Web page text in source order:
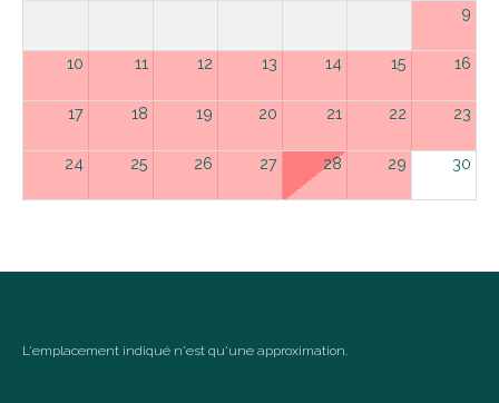
9
10 11 12 13 14 15 16
17 18 19 20 21 22 23
24 25 26 27 28 29 30
1
2 3 4
L'emplacement indiqué n'est qu'une approximation.